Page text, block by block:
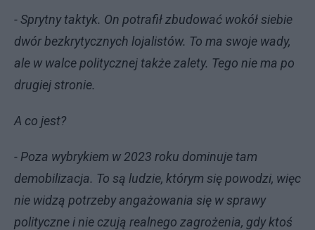
- Sprytny taktyk. On potrafił zbudować wokół siebie
dwór bezkrytycznych lojalistów. To ma swoje wady,
ale w walce politycznej także zalety. Tego nie ma po
drugiej stronie.
A co jest?
- Poza wybrykiem w 2023 roku dominuje tam
demobilizacja. To są ludzie, którym się powodzi, więc
nie widzą potrzeby angażowania się w sprawy
polityczne i nie czują realnego zagrożenia, gdy ktoś